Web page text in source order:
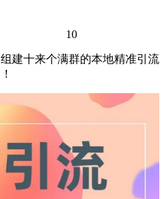
10
建十来个满群的本地精准引流